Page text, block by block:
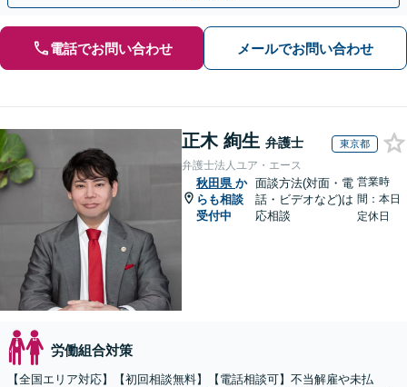
電話でお問い合わせ メールでお問い合わせ
正木 絢生 弁護士 東京都
弁護士法人ユア・エース
秋田県 か
らも相談
受付中
面談方法(対面・電
話・ビデオなど)は
応相談
営業時
間：本日
定休日
労働組合対策
【全国エリア対応】【初回相談無料】【電話相談可】不当解雇や未払